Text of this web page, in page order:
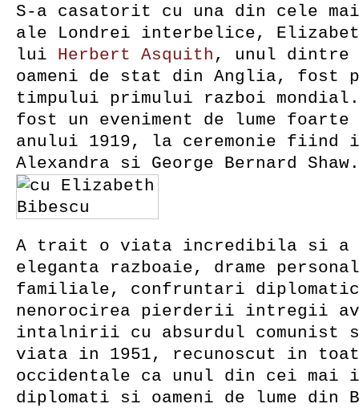
S-a casatorit cu una din cele mai
ale Londrei interbelice,
lui Herbert Asquith , unul
oameni de stat din Anglia, fost
timpului primului razboi
fost un eveniment de lume
anului 1919, la ceremonie
Alexandra si George Bernard Shaw.
A trait o viata incredibila si a
eleganta razboaie, drame
familiale, confruntari
nenorocirea pierderii intregii
intalnirii cu absurdul comunist
viata in 1951, recunoscut in
occidentale ca unul din cei mai
diplomati si oameni de lume din